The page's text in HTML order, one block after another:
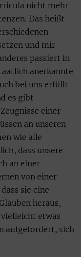
nicht mehr
Das heißt
und mir
passiert in
anerkannte
bei uns erfüllt
es gibt
einer
an unseren
wie alle
dass unsere
an einer
von einer
sie eine
heraus,
etwas
aufgefordert, sich